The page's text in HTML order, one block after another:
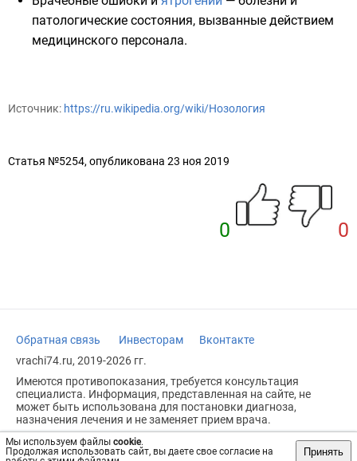
Мы используем файлы cookie.
Продолжая использовать сайт, вы даете свое согласие на
Принять
патологические состояния, вызванные действием
медицинского персонала.
Источник: https://ru.wikipedia.org/wiki/Нозология
Статья №5254, опубликована 23 ноя 2019
0 0
Обратная связь Инвесторам
Вконтакте
vrachi74.ru, 2019-2026 гг.
Имеются противопоказания, требуется консультация
специалиста. Информация, представленная на сайте, не
может быть использована для постановки диагноза,
назначения лечения и не заменяет прием врача.
Возрастное ограничение: 18+